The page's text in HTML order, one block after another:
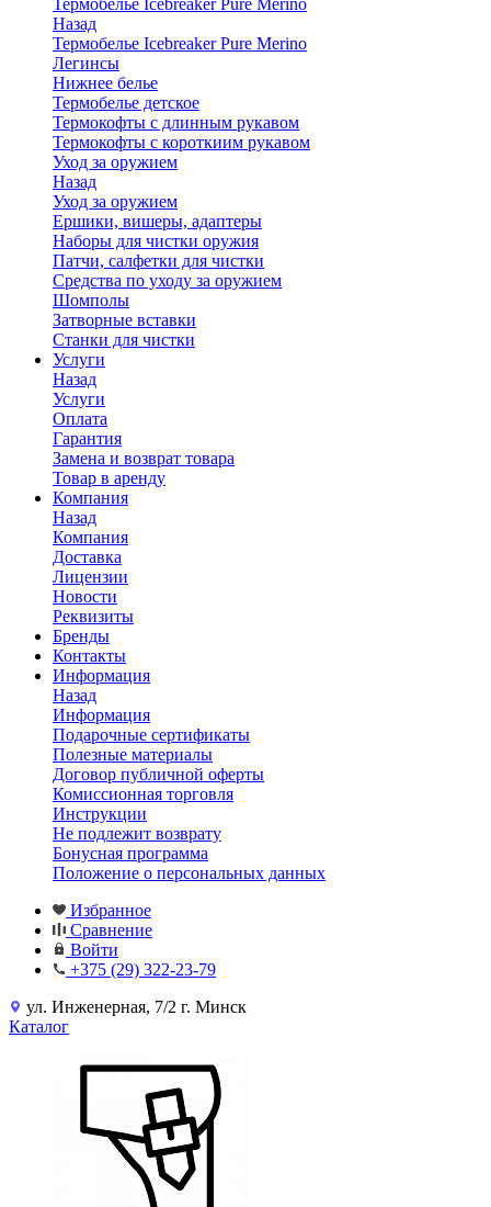
Термобелье Icebreaker Pure Merino
Назад
Термобелье Icebreaker Pure Merino
Легинсы
Нижнее белье
Термобелье детское
Термокофты с длинным рукавом
Термокофты с короткиим рукавом
Уход за оружием
Назад
Уход за оружием
Ершики, вишеры, адаптеры
Наборы для чистки оружия
Патчи, салфетки для чистки
Средства по уходу за оружием
Шомполы
Затворные вставки
Станки для чистки
Услуги
Назад
Услуги
Оплата
Гарантия
Замена и возврат товара
Товар в аренду
Компания
Назад
Компания
Доставка
Лицензии
Новости
Реквизиты
Бренды
Контакты
Информация
Назад
Информация
Подарочные сертификаты
Полезные материалы
Договор публичной оферты
Комиссионная торговля
Инструкции
Не подлежит возврату
Бонусная программа
Положение о персональных данных
Избранное
Сравнение
Войти
+375 (29) 322-23-79
ул. Инженерная, 7/2 г. Минск
Каталог